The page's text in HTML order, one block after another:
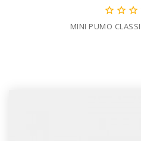
  
MINI PUMO